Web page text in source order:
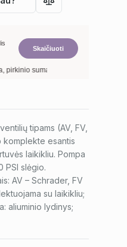
Skaičiuoti
suma per maža. Minimalus
tipams (AV, FV,
komplekte esantis
laikikliu. Pompa
PSI slėgio.
AV – Schrader, FV
su laikikliu;
aliuminio lydinys;